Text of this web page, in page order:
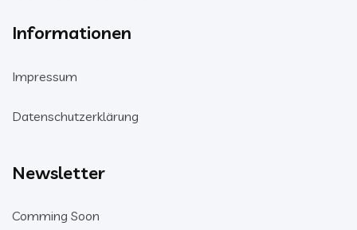
Informationen
Impressum
Datenschutzerklärung
Newsletter
Comming Soon